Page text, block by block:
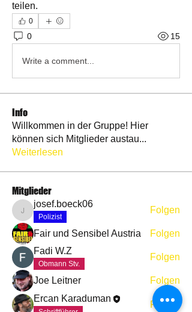
teilen.
0
0 15
Write a comment...
Info
Willkommen in der Gruppe! Hier
können sich Mitglieder austau...
Weiterlesen
Mitglieder
josef.boeck06
josef.boeck06
Polizist
Folgen
Fair und Sensibel Austria
Folgen
Fadi W.Z
Obmann Stv.
Folgen
Joe Leitner
Folgen
Ercan Karaduman
Folgen